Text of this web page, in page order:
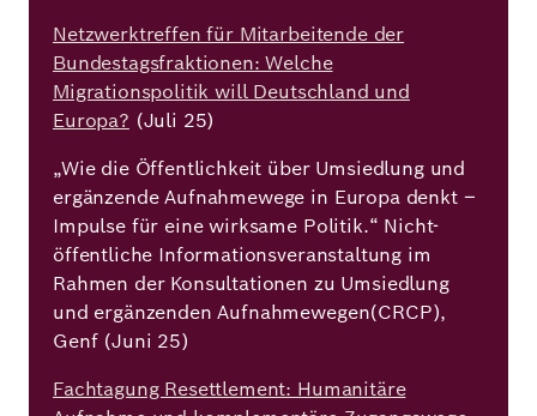
Netzwerktreffen für Mitarbeitende der
Bundestagsfraktionen: Welche
Migrationspolitik will Deutschland und
Europa? (Juli 25)
„Wie die Öffentlichkeit über Umsiedlung und
ergänzende Aufnahmewege in Europa denkt –
Impulse für eine wirksame Politik.“ Nicht-
öffentliche Informationsveranstaltung im
Rahmen der Konsultationen zu Umsiedlung
und ergänzenden Aufnahmewegen(CRCP),
Genf (Juni 25)
Fachtagung Resettlement: Humanitäre